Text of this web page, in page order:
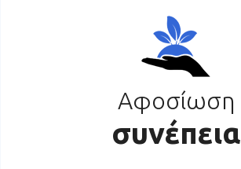
Αφοσίωση
συνέπεια